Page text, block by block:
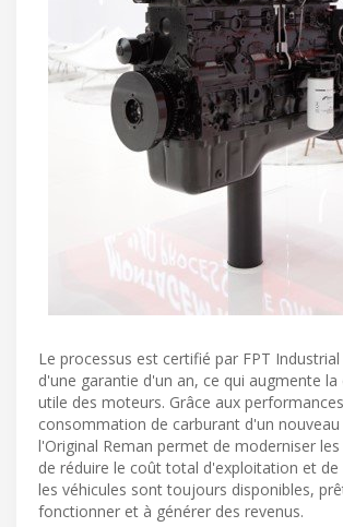
Le processus est certifié par FPT
d'une garantie d'un an, ce qui augmente la
utile des moteurs. Grâce aux
consommation de carburant d'un
l'Original Reman permet de moderniser
de réduire le coût total d'exploitation et de
les véhicules sont toujours disponibles,
fonctionner et à générer des revenus.